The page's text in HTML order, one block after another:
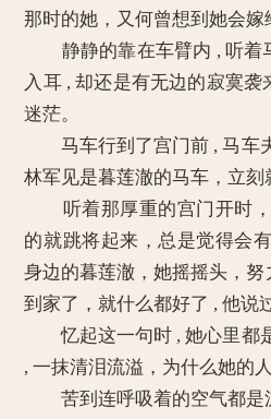
那时的她，又何曾想到她会嫁
静静的靠在车臂内 , 听着
入耳 , 却还是有无边的寂寞
迷茫。
马车行到了宫门前 , 马车
林军见是暮莲澈的马车，立刻
听着那厚重的宫门开时，
的就跳将起来，总是觉得会
身边的暮莲澈，她摇摇头，
到家了，就什么都好了 , 他说
忆起这一句时 , 她心里都
, 一抹清泪流溢，为什么她的
苦到连呼吸着的空气都是